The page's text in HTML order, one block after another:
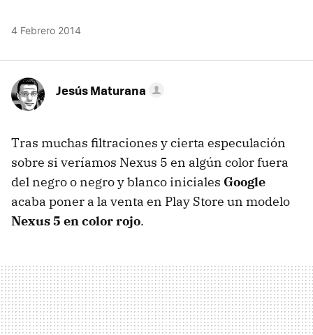
4 Febrero 2014
Jesús Maturana
Tras muchas filtraciones y cierta especulación
sobre si veríamos Nexus 5 en algún color fuera
del negro o negro y blanco iniciales Google
acaba poner a la venta en Play Store un modelo
Nexus 5 en color rojo.